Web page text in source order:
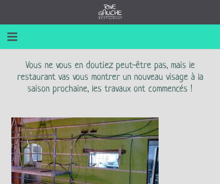
Vous ne vous en doutiez peut-être pas, mais le
restaurant vas vous montrer un nouveau visage à la
saison prochaine, les travaux ont commencés !